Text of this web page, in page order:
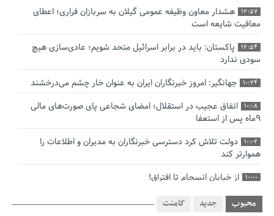
12:57
هشدار معاون وظیفه عمومی گیلان به سربازان فراری؛ اعطای
معافیت شایعه است
12:54
پاکستان: باید در برابر اسرائیل متحد شویم؛ عادی‌سازی هیچ
سودی ندارد
10:24 جهانگیر: امروز خبرنگاران ایران به عنوان خار چشم می‌درخشند
10:08
اتفاق عجیب در استقلال؛ امضای شجاعی پای صورت‌های مالی
٩ماه پس از استعفا
10:02
دولت تلاش کرد دسترسی خبرنگاران به مدیران و اطلاعات را
هموارتر کند
10:00 از خیابان انسجام تا افتراق!
9:48
چالش نظارت بر درمانگران اینستاگرامی/ نسخه وزارت بهداشت
برای جلوگیری از فعالیت پزشک‌نماها
محبوب جدید کامنت